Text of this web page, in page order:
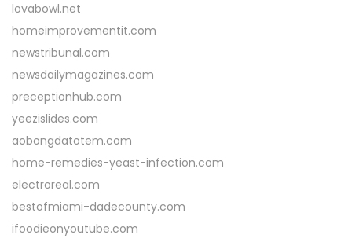
lovabowl.net
homeimprovementit.com
newstribunal.com
newsdailymagazines.com
preceptionhub.com
yeezislides.com
aobongdatotem.com
home-remedies-yeast-infection.com
electroreal.com
bestofmiami-dadecounty.com
ifoodieonyoutube.com